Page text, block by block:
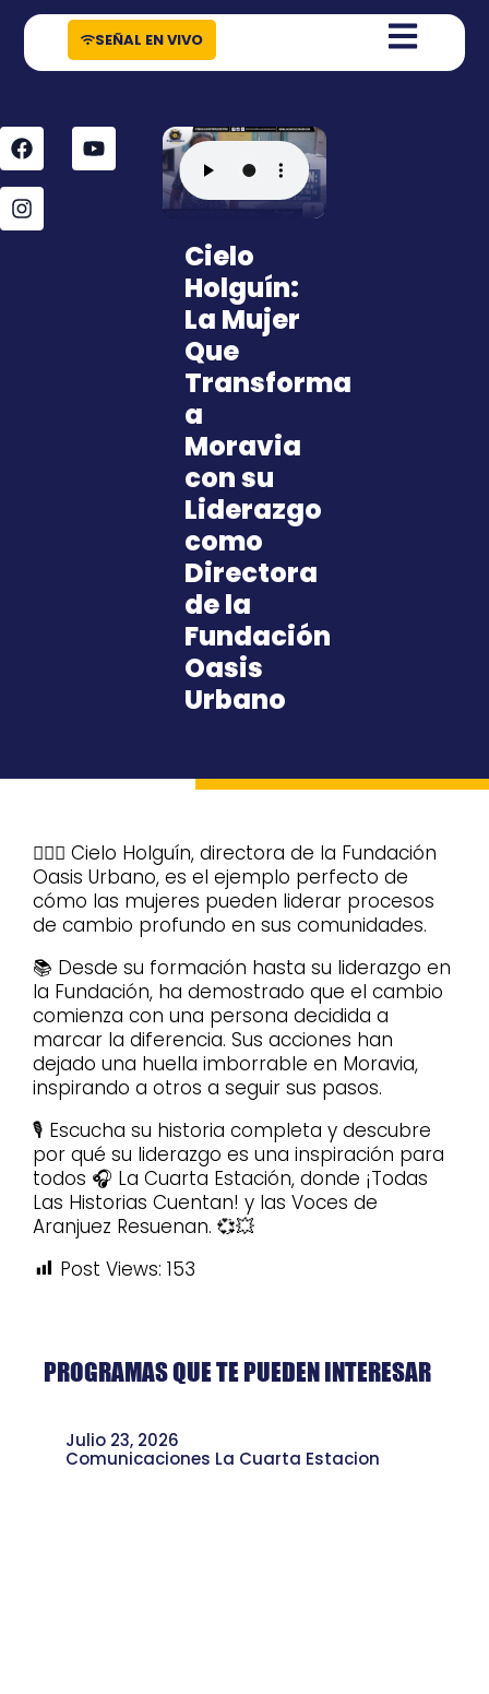
contenido
SEÑAL EN VIVO
Cielo
Holguín:
La Mujer
Que
Transforma
a
Moravia
con su
Liderazgo
como
Directora
de la
Fundación
Oasis
Urbano
🙋🏻‍♀️ Cielo Holguín, directora de la Fundación
Oasis Urbano, es el ejemplo perfecto de
cómo las mujeres pueden liderar procesos
de cambio profundo en sus comunidades.
📚 Desde su formación hasta su liderazgo en
la Fundación, ha demostrado que el cambio
comienza con una persona decidida a
marcar la diferencia. Sus acciones han
dejado una huella imborrable en Moravia,
inspirando a otros a seguir sus pasos.
🎙️ Escucha su historia completa y descubre
por qué su liderazgo es una inspiración para
todos 🎧 La Cuarta Estación, donde ¡Todas
Las Historias Cuentan! y las Voces de
Aranjuez Resuenan. 💞💥
Post Views: 153
PROGRAMAS QUE TE PUEDEN INTERESAR
Julio 23, 2026
Comunicaciones La Cuarta Estacion